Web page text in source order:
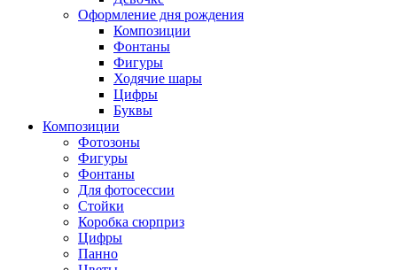
Оформление дня рождения
Композиции
Фонтаны
Фигуры
Ходячие шары
Цифры
Буквы
Композиции
Фотозоны
Фигуры
Фонтаны
Для фотосессии
Стойки
Коробка сюрприз
Цифры
Панно